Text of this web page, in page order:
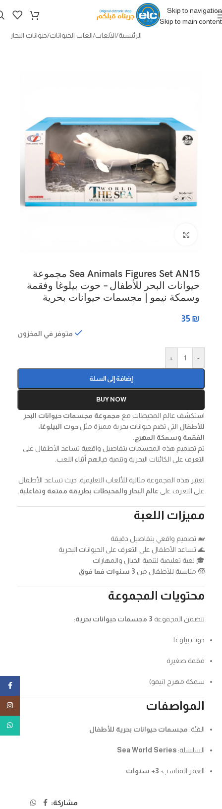
Skip to navigation
Skip to main content
الرئيسية/الألعاب/العاب الحيوانات/حيوانات البحار
Sea Animals Figures Set AN15 مجموعة
حيوانات البحر للأطفال – حوت بيلوغا وفقمة
وسمكة نيمو | مجسمات حيوانات بحرية
35 ₪
متوفر في المخزون
-
+
إضافة إلى السلة
BUY NOW
استكشف عالم المحيطات مع مجموعة مجسمات حيوانات البحر
للأطفال التي تضم حيوانات بحرية مميزة مثلحوت البيلوغا،
الفقمة وسمكة المهرج
تم تصميم هذه المجسمات بتفاصيل واقعية تساعد الأطفال على
التعرف على الكائنات البحرية وتنمية خيالهم أثناء اللعب.
تعتبر هذه المجموعة مثالية للألعاب التعليمية، حيث تساعد الأطفال
على التعرف على عالم البحار والمحيطات بطريقة ممتعة وتفاعلية
مميزات اللعبة
🐋 تصميم واقعي بتفاصيل دقيقة
🌊 تساعد الأطفال على التعرف على الحيوانات البحرية
🎓 لعبة تعليمية لتنمية الخيال والمهارات
🧒 مناسبة للأطفال من 3 سنوات فما فوق
محتويات المجموعة
تتضمن المجموعة 3 مجسمات حيوانات بحرية :
حوت بيلوغا
فقمة صغيرة
سمكة مهرج (نيمو)
المواصفات
الفئة: مجسمات حيوانات بحرية للأطفال
السلسلة: Sea World Series
العمر المناسب: 3+ سنوات
مشاركة: